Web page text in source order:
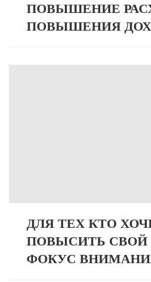
ПОВЫШЕНИЕ
ПОВЫШЕНИЯ
ДЛЯ ТЕХ КТО
ПОВЫСИТЬ СВОЙ
ФОКУС